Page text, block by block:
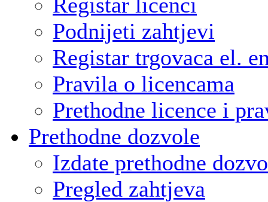
Podnijeti zahtjevi
Registar trgovaca el.
Pravila o licencama
Prethodne licence i
Prethodne dozvole
Izdate prethodne
Pregled zahtjeva